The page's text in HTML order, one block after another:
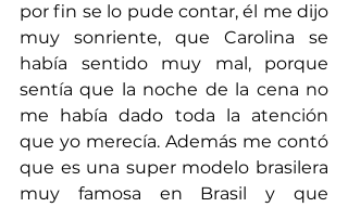
por fin se lo pude contar, él me dijo
muy sonriente, que Carolina se
había sentido muy mal, porque
sentía que la noche de la cena no
me había dado toda la atención
que yo merecía. Además me contó
que es una super modelo brasilera
muy famosa en Brasil y que